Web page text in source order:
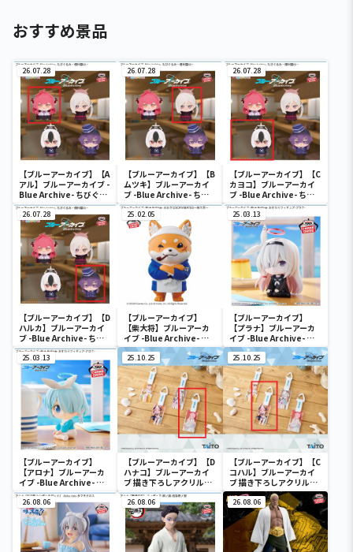
おすすめ景品
26.07.28
【ブルーアーカイブ】【A
アル】ブルーアーカイブ -
Blue Archive- ちびぐる
み～便利屋68～
26.07.28
【ブルーアーカイブ】【B
ムツキ】ブルーアーカイ
ブ -Blue Archive- ちび
ぐるみ～便利屋68～
26.07.28
【ブルーアーカイブ】【C
カヨコ】ブルーアーカイ
ブ -Blue Archive- ちび
ぐるみ～便利屋68～
26.07.28
【ブルーアーカイブ】【D
ハルカ】ブルーアーカイ
ブ -Blue Archive- ちび
ぐるみ～便利屋68～
25.02.05
【ブルーアーカイブ】
【柴大将】ブルーアーカ
イブ -Blue Archive- お
おきなSOFVIMATES～柴
大将～
25.03.13
【ブルーアーカイブ】
【プラナ】ブルーアーカ
イブ -Blue Archive- お
すわりフィギュア-プラ
ナ-
25.03.13
【ブルーアーカイブ】
【アロナ】ブルーアーカ
イブ -Blue Archive- お
すわりフィギュア-アロ
ナ-
25.10.25
【ブルーアーカイブ】【D
ハナコ】ブルーアーカイ
ブ 描き下ろしアクリルキ
ーホルダー 水着ver.
25.10.25
【ブルーアーカイブ】【C
コハル】ブルーアーカイ
ブ 描き下ろしアクリルキ
ーホルダー 水着ver.
26.08.06 26.08.06 26.08.06